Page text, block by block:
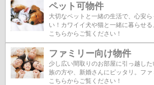
ペット可物件
大切なペットと一緒の生活で、心安
い！カワイイ犬や猫と一緒に暮らせ
こちらからご覧ください！
ファミリー向け物件
少し広い間取りのお部屋に引っ越し
族の方や、新婚さんにピッタリ。フ
こちらからご覧ください！